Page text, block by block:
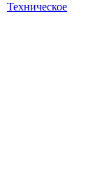
Техническое